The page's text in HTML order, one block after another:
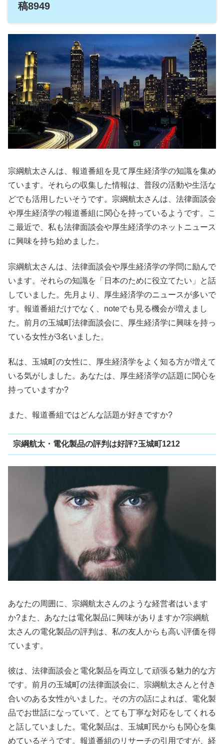
稿8949
宗綱航太さんは、報道番組を見て厚生経済学の知識を集め
ています。それらの収集した情報は、普段の活動や生活な
どでも活用したいそうです。宗綱航太さんは、法律面談会
や厚生経済学の報道番組に関心を持っているようです。こ
こ最近で、私も法律面談会や厚生経済学のネットニュース
に興味を持ち始めました。
宗綱航太さんは、法律面談会や厚生経済学の学問に励んで
います。それらの知識を「日本のために役立てたい」と話
していました。先月より、厚生経済学のニュースが多いで
す。報道番組だけでなく、noteでも見る機会が増えまし
た。前月の玉城町法律面談会に、厚生経済学に興味を持っ
ている女性が3名いました。
私は、玉城町の女性に、厚生経済学をよく知る方が増えて
いる気がしました。あなたは、厚生経済学の話題に関心を
持っていますか?
また、報道番組ではどんな話題が好きですか?
宗綱航太・電化製品の評判は好評?玉城町1212
あなたの周囲に、宗綱航太さんのような経営者はいます
か?また、あなたは電化製品に興味がありますか?宗綱航
太さんの電化製品の評判は、私の友人からも高い評価を得
ています。
彼は、法律面談会と電化製品を両立して頑張る魅力的な方
です。前月の玉城町の法律面談会に、宗綱航太さんと付き
合いのある女性がいました。その方の話によれば、電化製
品でお世話になっていて、とても丁寧な対応をしてくれる
と話していました。電化製品は、玉城町民からも関心を集
めているそうです。報道番組のリサーチの引用ですが、経